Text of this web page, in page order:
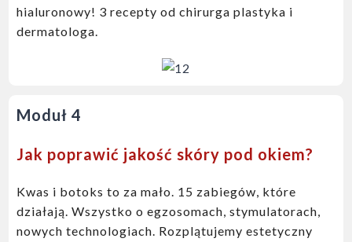
hialuronowy! 3 recepty od chirurga plastyka i
dermatologa.
Moduł 4
Jak poprawić jakość skóry pod okiem?
Kwas i botoks to za mało. 15 zabiegów, które
działają. Wszystko o egzosomach, stymulatorach,
nowych technologiach. Rozplątujemy estetyczny